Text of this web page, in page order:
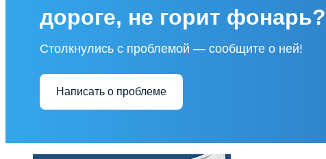
дороге, не горит фонарь?
Столкнулись с проблемой — сообщите о ней!
Написать о проблеме